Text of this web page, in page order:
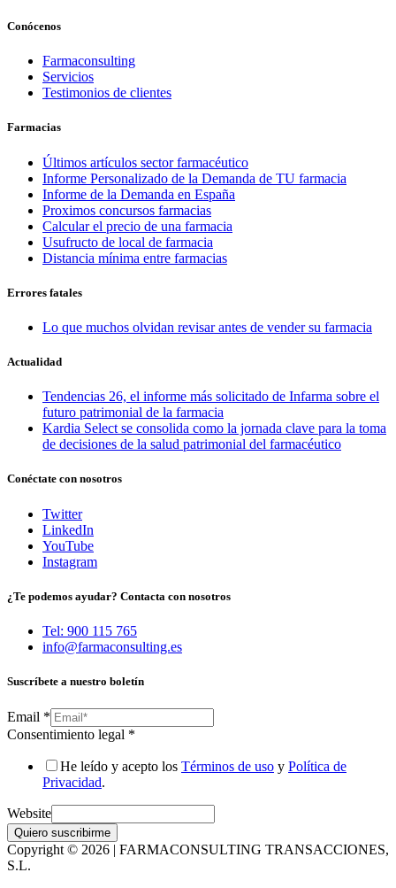
Conócenos
Farmaconsulting
Servicios
Testimonios de clientes
Farmacias
Últimos artículos sector farmacéutico
Informe Personalizado de la Demanda de TU farmacia
Informe de la Demanda en España
Proximos concursos farmacias
Calcular el precio de una farmacia
Usufructo de local de farmacia
Distancia mínima entre farmacias
Errores fatales
Lo que muchos olvidan revisar antes de vender su farmacia
Actualidad
Tendencias 26, el informe más solicitado de Infarma sobre el
futuro patrimonial de la farmacia
Kardia Select se consolida como la jornada clave para la toma
de decisiones de la salud patrimonial del farmacéutico
Conéctate con nosotros
Twitter
LinkedIn
YouTube
Instagram
¿Te podemos ayudar? Contacta con nosotros
Tel: 900 115 765
info@farmaconsulting.es
Suscríbete a nuestro boletín
Email *
Consentimiento legal *
He leído y acepto los Términos de uso y Política de
Privacidad.
Website
Quiero suscribirme
Copyright © 2026 | FARMACONSULTING TRANSACCIONES,
S.L.